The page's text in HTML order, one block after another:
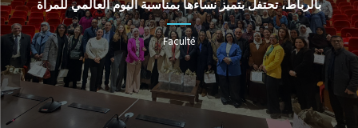
بالرباط، تحتفل بتميز نساءها بمناسبة اليوم العالمي للمرأة
Faculté